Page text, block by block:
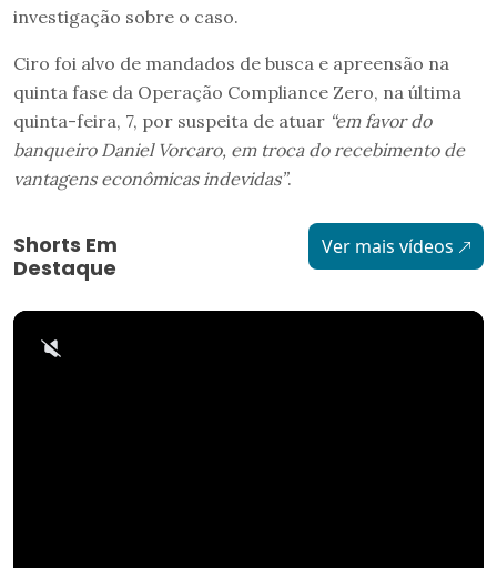
investigação sobre o caso.
Ciro foi alvo de mandados de busca e apreensão na
quinta fase da Operação Compliance Zero, na última
quinta-feira, 7, por suspeita de atuar “em favor do
banqueiro Daniel Vorcaro, em troca do recebimento de
vantagens econômicas indevidas”.
Shorts Em
Destaque
Ver mais vídeos